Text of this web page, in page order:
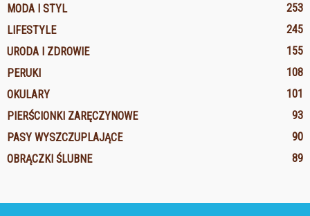
MODA I STYL
253
LIFESTYLE
245
URODA I ZDROWIE
155
PERUKI
108
OKULARY
101
PIERŚCIONKI ZARĘCZYNOWE
93
PASY WYSZCZUPLAJĄCE
90
OBRĄCZKI ŚLUBNE
89